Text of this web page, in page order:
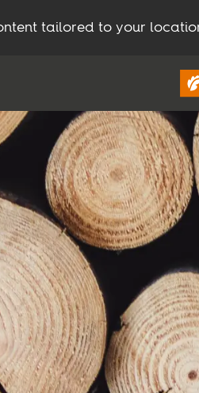
tailored to your